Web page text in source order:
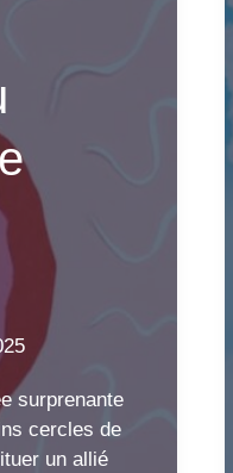
surprenante
cercles de
un allié